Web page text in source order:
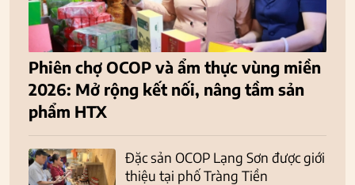
Phiên chợ OCOP và ẩm thực vùng miền
2026: Mở rộng kết nối, nâng tầm sản
phẩm HTX
Đặc sản OCOP Lạng Sơn được giới
thiệu tại phố Tràng Tiền